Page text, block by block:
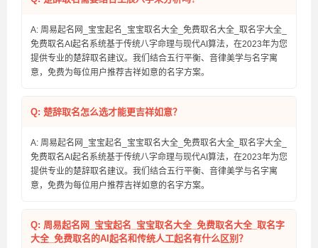
A: 周易起名网_宝宝起名_宝宝取名大全_免费取名大全_取名字大全_
免费取名AI起名系统基于传统八字命理与现代AI算法，在2023年为您
提供专业的楚辞取名建议。我们结合五行平衡、音律美学与名字寓
意，免费为每位用户推荐吉祥如意的名字方案。
Q: 楚辞取名怎么选才能更吉祥如意？
A: 周易起名网_宝宝起名_宝宝取名大全_免费取名大全_取名字大全_
免费取名AI起名系统基于传统八字命理与现代AI算法，在2023年为您
提供专业的楚辞取名建议。我们结合五行平衡、音律美学与名字寓
意，免费为每位用户推荐吉祥如意的名字方案。
Q: 周易起名网_宝宝起名_宝宝取名大全_免费取名大全_取名字
大全_免费取名的AI起名和传统人工起名有什么区别？